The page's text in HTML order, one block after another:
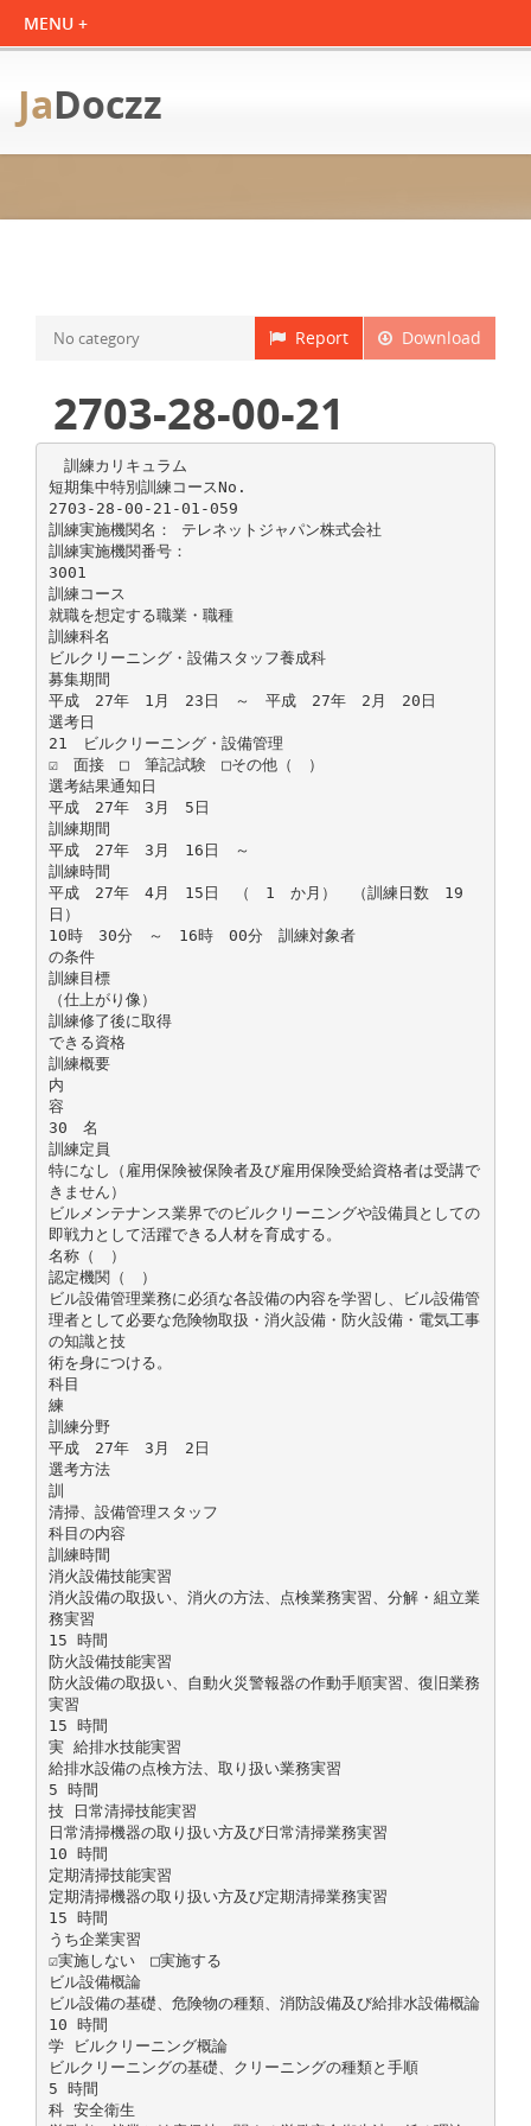
JaDoczz
Download
Report
No category
2703-28-00-21
訓練カリキュラム
短期集中特別訓練コースNo.
2703-28-00-21-01-059
訓練実施機関名： テレネットジャパン株式会社
訓練実施機関番号：
3001
訓練コース
就職を想定する職業・職種
訓練科名
ビルクリーニング・設備スタッフ養成科
募集期間
平成 27年 1月 23日 ～ 平成 27年 2月 20日
選考日
21 ビルクリーニング・設備管理
☑ 面接 □ 筆記試験 □その他（ ）
選考結果通知日
平成 27年 3月 5日
訓練期間
平成 27年 3月 16日 ～
訓練時間
平成 27年 4月 15日 （ 1 か月） （訓練日数 19
日）
10時 30分 ～ 16時 00分 訓練対象者
の条件
訓練目標
（仕上がり像）
訓練修了後に取得
できる資格
訓練概要
内
容
30 名
訓練定員
特になし（雇用保険被保険者及び雇用保険受給資格者は受講で
きません）
ビルメンテナンス業界でのビルクリーニングや設備員としての
即戦力として活躍できる人材を育成する。
名称（ ）
認定機関（ ）
ビル設備管理業務に必須な各設備の内容を学習し、ビル設備管
理者として必要な危険物取扱・消火設備・防火設備・電気工事
の知識と技
術を身につける。
科目
練
訓練分野
平成 27年 3月 2日
選考方法
訓
清掃、設備管理スタッフ
科目の内容
訓練時間
消火設備技能実習
消火設備の取扱い、消火の方法、点検業務実習、分解・組立業
務実習
15 時間
防火設備技能実習
防火設備の取扱い、自動火災警報器の作動手順実習、復旧業務
実習
15 時間
実 給排水技能実習
給排水設備の点検方法、取り扱い業務実習
5 時間
技 日常清掃技能実習
日常清掃機器の取り扱い方及び日常清掃業務実習
10 時間
定期清掃技能実習
定期清掃機器の取り扱い方及び定期清掃業務実習
15 時間
うち企業実習
☑実施しない □実施する
ビル設備概論
ビル設備の基礎、危険物の種類、消防設備及び給排水設備概論
10 時間
学 ビルクリーニング概論
ビルクリーニングの基礎、クリーニングの種類と手順
5 時間
科 安全衛生